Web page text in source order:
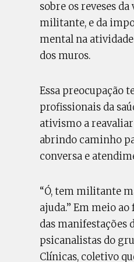
sobre os reveses
militante, e da
mental na
dos muros.
Essa preocupação
profissionais da
ativismo a
abrindo caminho
conversa e
“Ó, tem militante
ajuda.” Em meio
das manifestações
psicanalistas do
Clínicas, coletivo